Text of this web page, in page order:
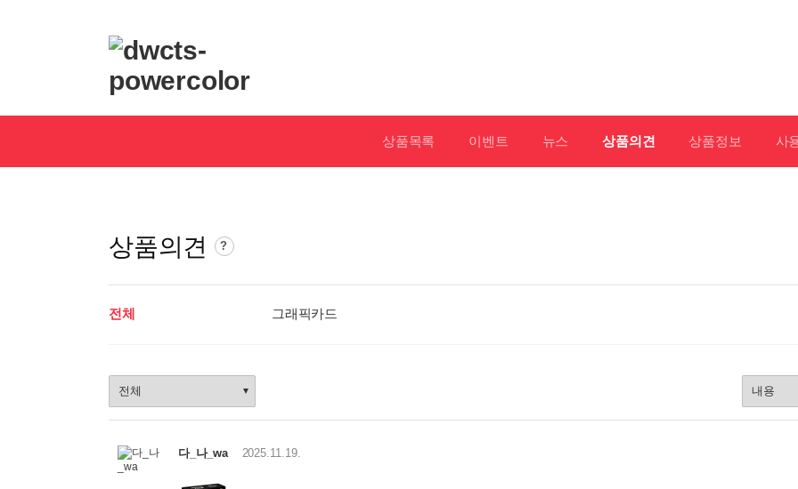
인
상품목록 이벤트 뉴스 상품의견 상품정보 사
상품의견
상
?
전체 그래픽카드
품
선
다_나_wa 2025.11.19.